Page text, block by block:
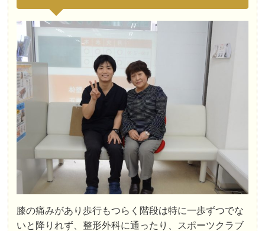
膝の痛みがあり歩行もつらく階段は特に一歩ずつでな
いと降りれず、整形外科に通ったり、スポーツクラブ